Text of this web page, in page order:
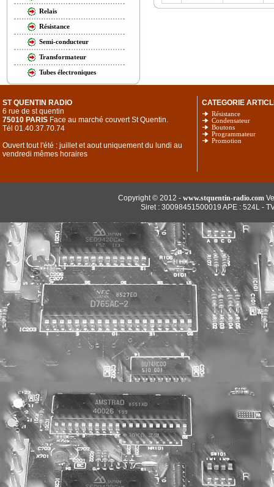
Relais
Résistance
Semi-conducteur
Transformateur
Tubes électroniques
ST QUENTIN RADIO
6 rue de st quentin
75010 PARIS Face au marché couvert St Quentin.
Tél 01.40.37.70.74
Ouvert tout l'été : juillet et aout uniquement du lundi au
vendredi mêmes horaires
CATEGORIE
Résistance
Condensateur
Boutons
Programmateur
Promotion
Copyright © 2012 - www.stquentin-radio.com
Siret : 30098451500019 APE : 524L -